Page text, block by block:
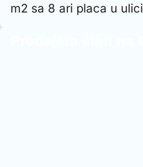
m2 sa 8 ari placa u
Prodajem stan